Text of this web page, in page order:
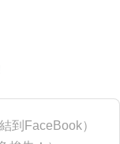
到FaceBook）